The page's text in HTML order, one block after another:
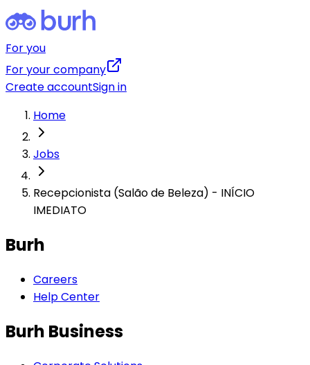
For you
For your company
Create accountSign in
Home
Jobs
Recepcionista (Salão de Beleza) - INÍCIO
IMEDIATO
Burh
Careers
Help Center
Burh Business